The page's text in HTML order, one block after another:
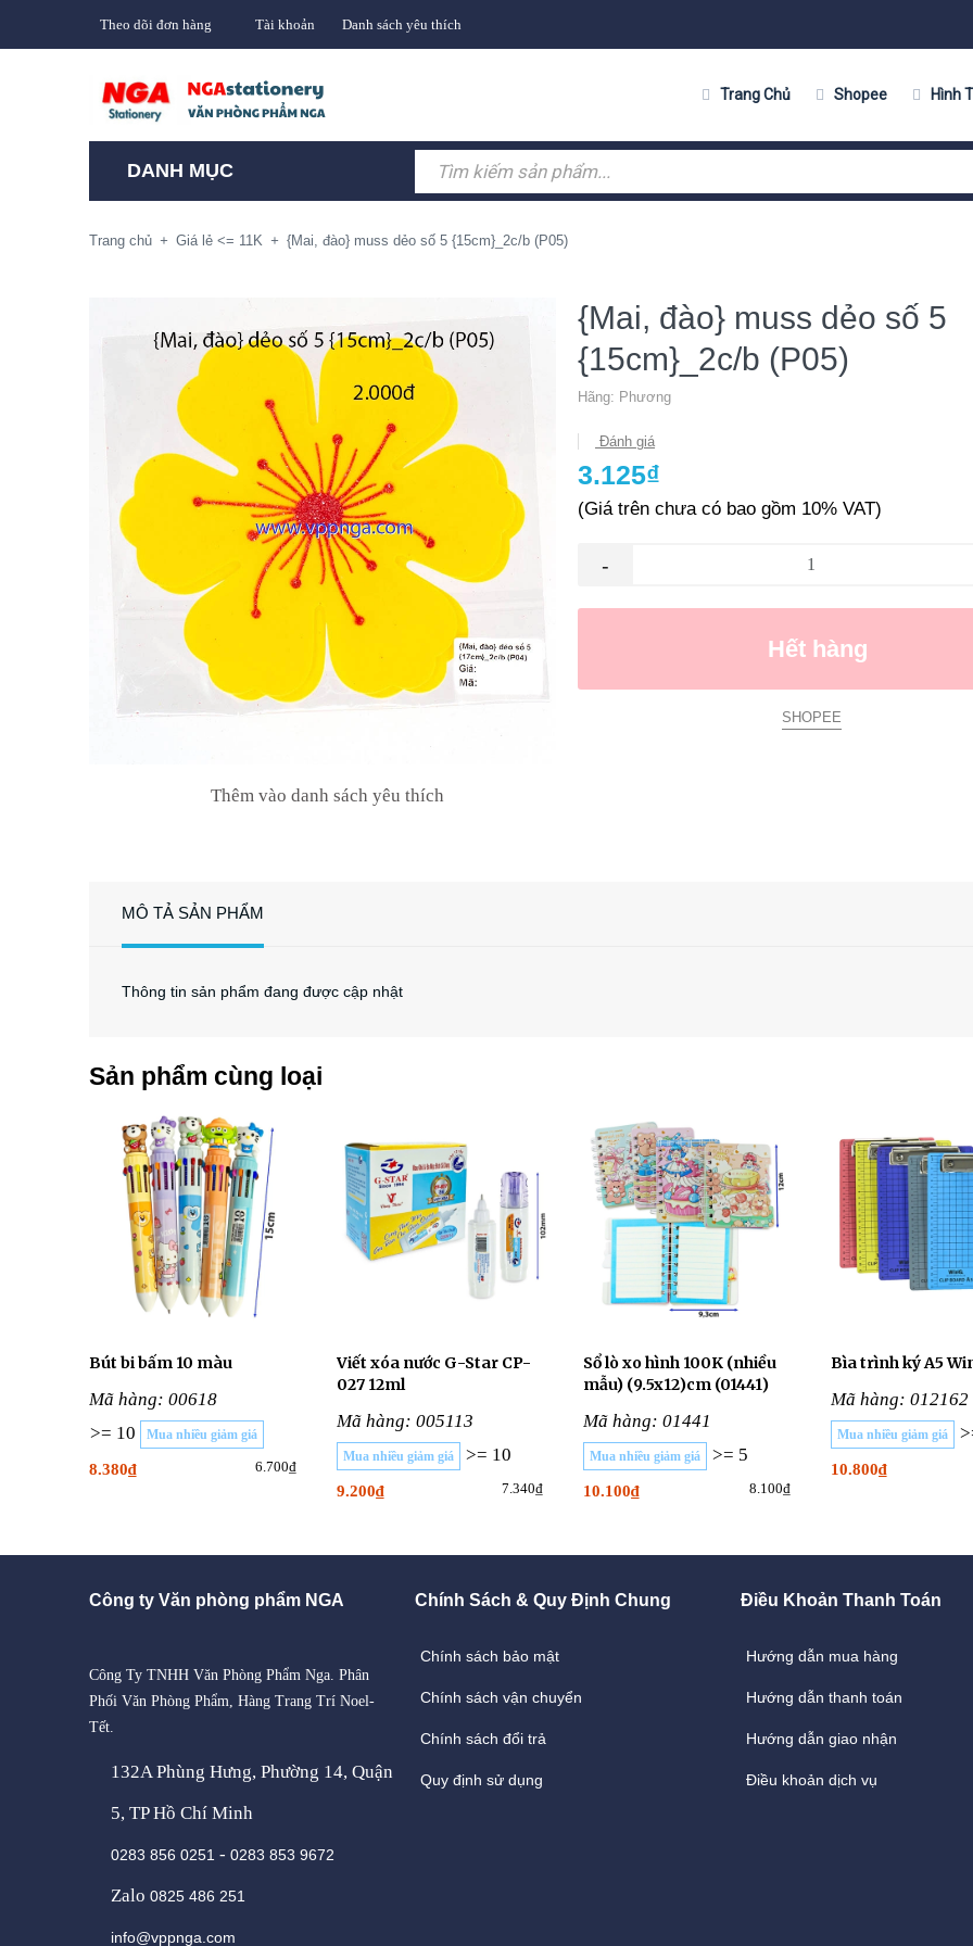
Theo dõi đơn hàng Tài khoản Danh sách yêu thích
Trang Chủ Shopee Hình
DANH MỤC
Trang chủ + Giá lẻ <= 11K + {Mai, đào} muss dẻo số 5 {15cm}_2c/b (P05)
Thêm vào danh sách yêu thích
{Mai, đào} muss dẻo số 5
{15cm}_2c/b (P05)
Hãng: Phương
Đánh giá
3.125₫
(Giá trên chưa có bao gồm 10% VAT)
-
Hết hàng
SHOPEE
MÔ TẢ SẢN PHẨM
Thông tin sản phẩm đang được cập nhật
Sản phẩm cùng loại
Bút bi bấm 10 màu
Mã hàng: 00618
>= 10
Mua nhiều giảm giá
8.380₫ 6.700₫
Viết xóa nước G-Star CP-
027 12ml
Mã hàng: 005113
Mua nhiều giảm giá >= 10
9.200₫ 7.340₫
Sổ lò xo hình 100K (nhiều
mẫu) (9.5x12)cm (01441)
Mã hàng: 01441
Mua nhiều giảm giá >= 5
10.100₫ 8.100₫
Bìa trình ký A5
Mã hàng: 012162
Mua nhiều giảm giá
10.800₫
Công ty Văn phòng phẩm NGA
Công Ty TNHH Văn Phòng Phẩm Nga. Phân
Phối Văn Phòng Phẩm, Hàng Trang Trí Noel-
Tết.
132A Phùng Hưng, Phường 14, Quận
5, TP Hồ Chí Minh
0283 856 0251 - 0283 853 9672
Zalo 0825 486 251
info@vppnga.com
Chính Sách & Quy Định Chung
Chính sách bảo mật
Chính sách vận chuyển
Chính sách đổi trả
Quy định sử dụng
Điều Khoản Thanh Toán
Hướng dẫn mua hàng
Hướng dẫn thanh toán
Hướng dẫn giao nhận
Điều khoản dịch vụ